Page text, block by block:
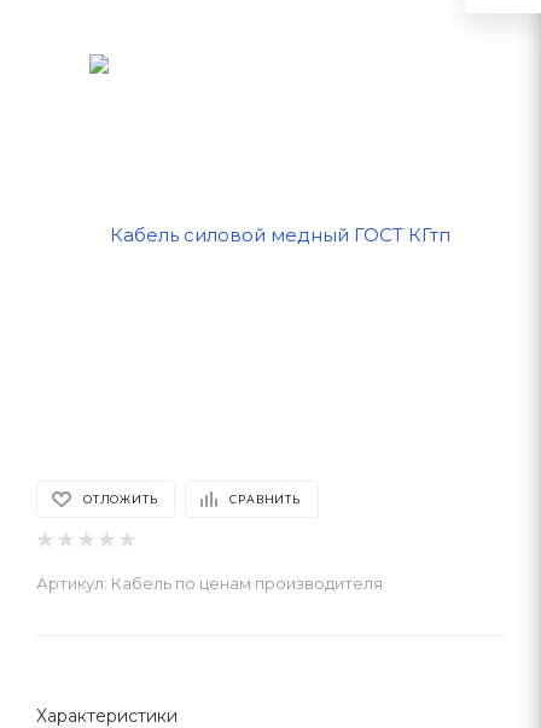
ОТЛОЖИТЬ СРАВНИТЬ
Артикул: Кабель по ценам производителя
Характеристики